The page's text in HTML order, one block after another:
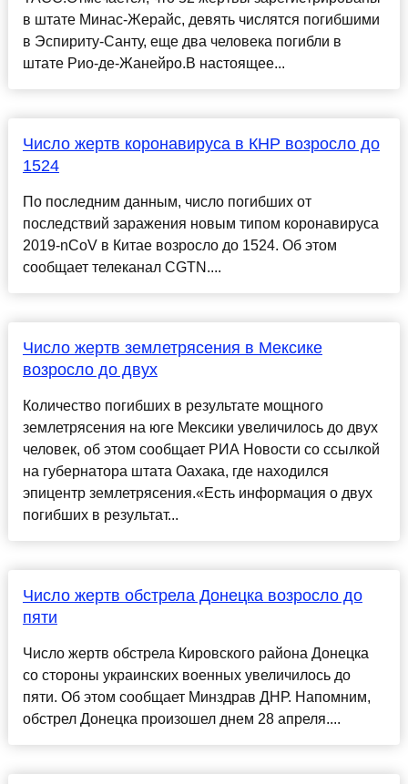
в штате Минас-Жерайс, девять числятся погибшими
в Эспириту-Санту, еще два человека погибли в
штате Рио-де-Жанейро.В настоящее...
Число жертв коронавируса в КНР возросло до
1524
По последним данным, число погибших от
последствий заражения новым типом коронавируса
2019-nCoV в Китае возросло до 1524. Об этом
сообщает телеканал CGTN....
Число жертв землетрясения в Мексике
возросло до двух
Количество погибших в результате мощного
землетрясения на юге Мексики увеличилось до двух
человек, об этом сообщает РИА Новости со ссылкой
на губернатора штата Оахака, где находился
эпицентр землетрясения.«Есть информация о двух
погибших в результат...
Число жертв обстрела Донецка возросло до
пяти
Число жертв обстрела Кировского района Донецка
со стороны украинских военных увеличилось до
пяти. Об этом сообщает Минздрав ДНР. Напомним,
обстрел Донецка произошел днем 28 апреля....